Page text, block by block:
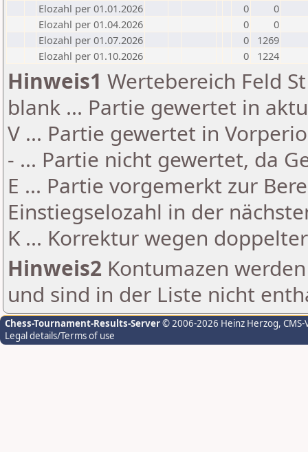
Elozahl per 01.01.2026
0
0
Elozahl per 01.04.2026
0
0
Elozahl per 01.07.2026
0
1269
Elozahl per 01.10.2026
0 1224
Hinweis1 Wertebereich Feld
blank ... Partie gewertet in
V ... Partie gewertet in
- ... Partie nicht gewertet, da
E ... Partie vorgemerkt zur
Einstiegselozahl in der
K ... Korrektur wegen
Hinweis2 Kontumazen
und sind in der Liste nicht
Chess-Tournament-Results-Server© 2006-2026 Heinz Herzog,
Legal details/Terms of use